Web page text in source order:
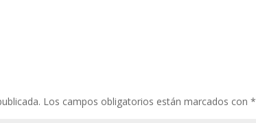
Los campos obligatorios están marcados con*